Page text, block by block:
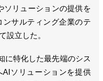
ソリューションの提供を
サルティング企業のテ
設立した。
特化した最先端のシス
ソリューションを提供